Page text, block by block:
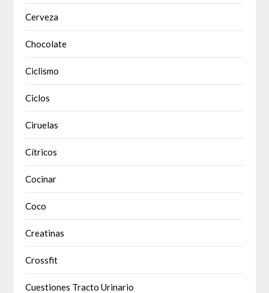
Cerveza
Chocolate
Ciclismo
Ciclos
Ciruelas
Cítricos
Cocinar
Coco
Creatinas
Crossfit
Cuestiones Tracto Urinario